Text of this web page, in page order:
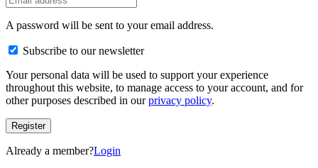
A password will be sent to your email address.
Subscribe to our newsletter
Your personal data will be used to support your experience
throughout this website, to manage access to your account, and for
other purposes described in ourprivacy policy.
Register
Already a member?Login